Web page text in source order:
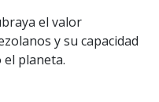
el valor
y su capacidad
planeta.